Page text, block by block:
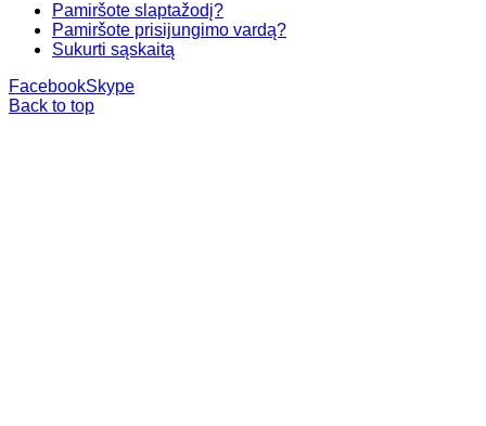
Pamiršote slaptažodį?
Pamiršote prisijungimo vardą?
Sukurti sąskaitą
FacebookSkype
Back to top